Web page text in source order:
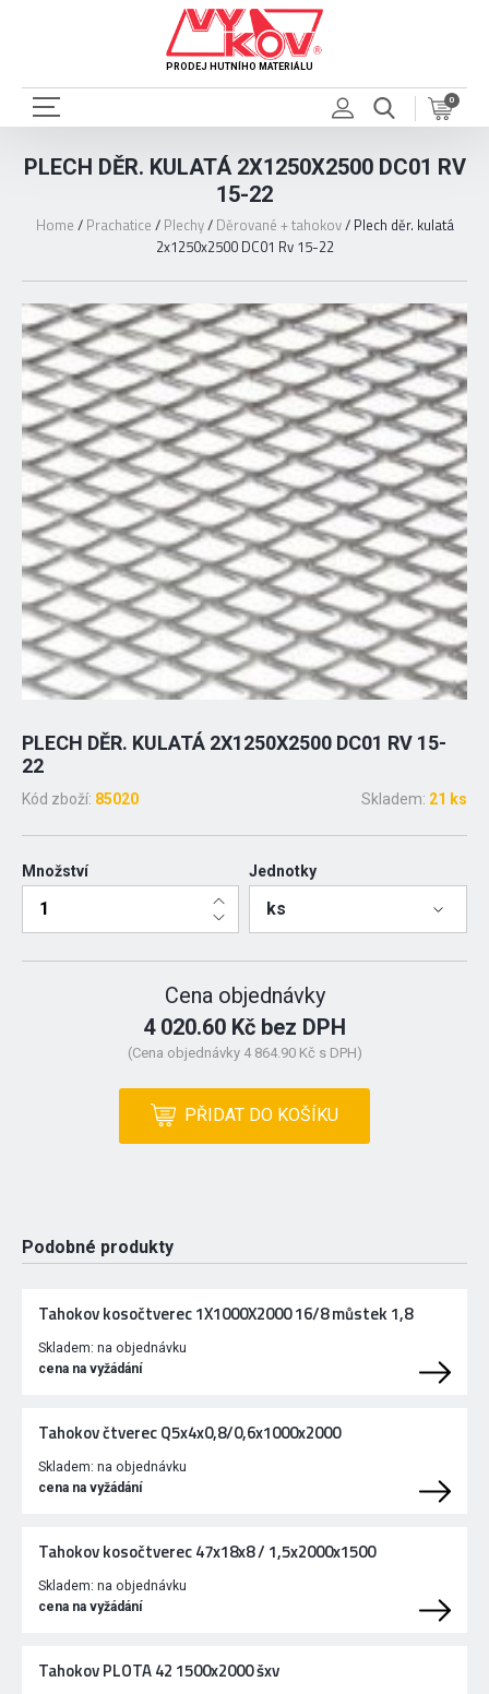
PRODEJ HUTNÍHO MATERIÁLU
0
PLECH DĚR. KULATÁ 2X1250X2500 DC01 RV
15-22
Home / Prachatice / Plechy/ Děrované + tahokov/ Plech děr. kulatá
2x1250x2500 DC01 Rv 15-22
PLECH DĚR. KULATÁ 2X1250X2500 DC01 RV 15-
22
Kód zboží: 85020 Skladem: 21 ks
Množství Jednotky
ks
Cena objednávky
4 020.60 Kč bez DPH
(Cena objednávky 4 864.90 Kč s DPH)
PŘIDAT DO KOŠÍKU
Podobné produkty
Tahokov kosočtverec 1X1000X2000 16/8 můstek 1,8
Skladem: na objednávku
cena na vyžádání
Tahokov čtverec Q5x4x0,8/0,6x1000x2000
Skladem: na objednávku
cena na vyžádání
Tahokov kosočtverec 47x18x8 / 1,5x2000x1500
Skladem: na objednávku
cena na vyžádání
Tahokov PLOTA 42 1500x2000 šxv